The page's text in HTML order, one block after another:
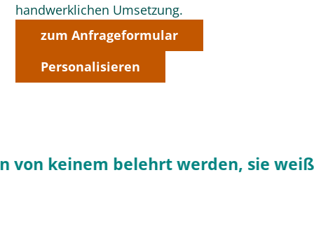
handwerklichen Umsetzung.
zum Anfrageformular
Personalisieren
keinem belehrt werden, sie weiß